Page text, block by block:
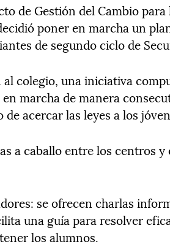
de Gestión del Cambio
poner en marcha un
de segundo ciclo de
colegio, una iniciativa
marcha de manera
acercar las leyes a los
a caballo entre los centros
se ofrecen charlas
una guía para resolver
los alumnos.